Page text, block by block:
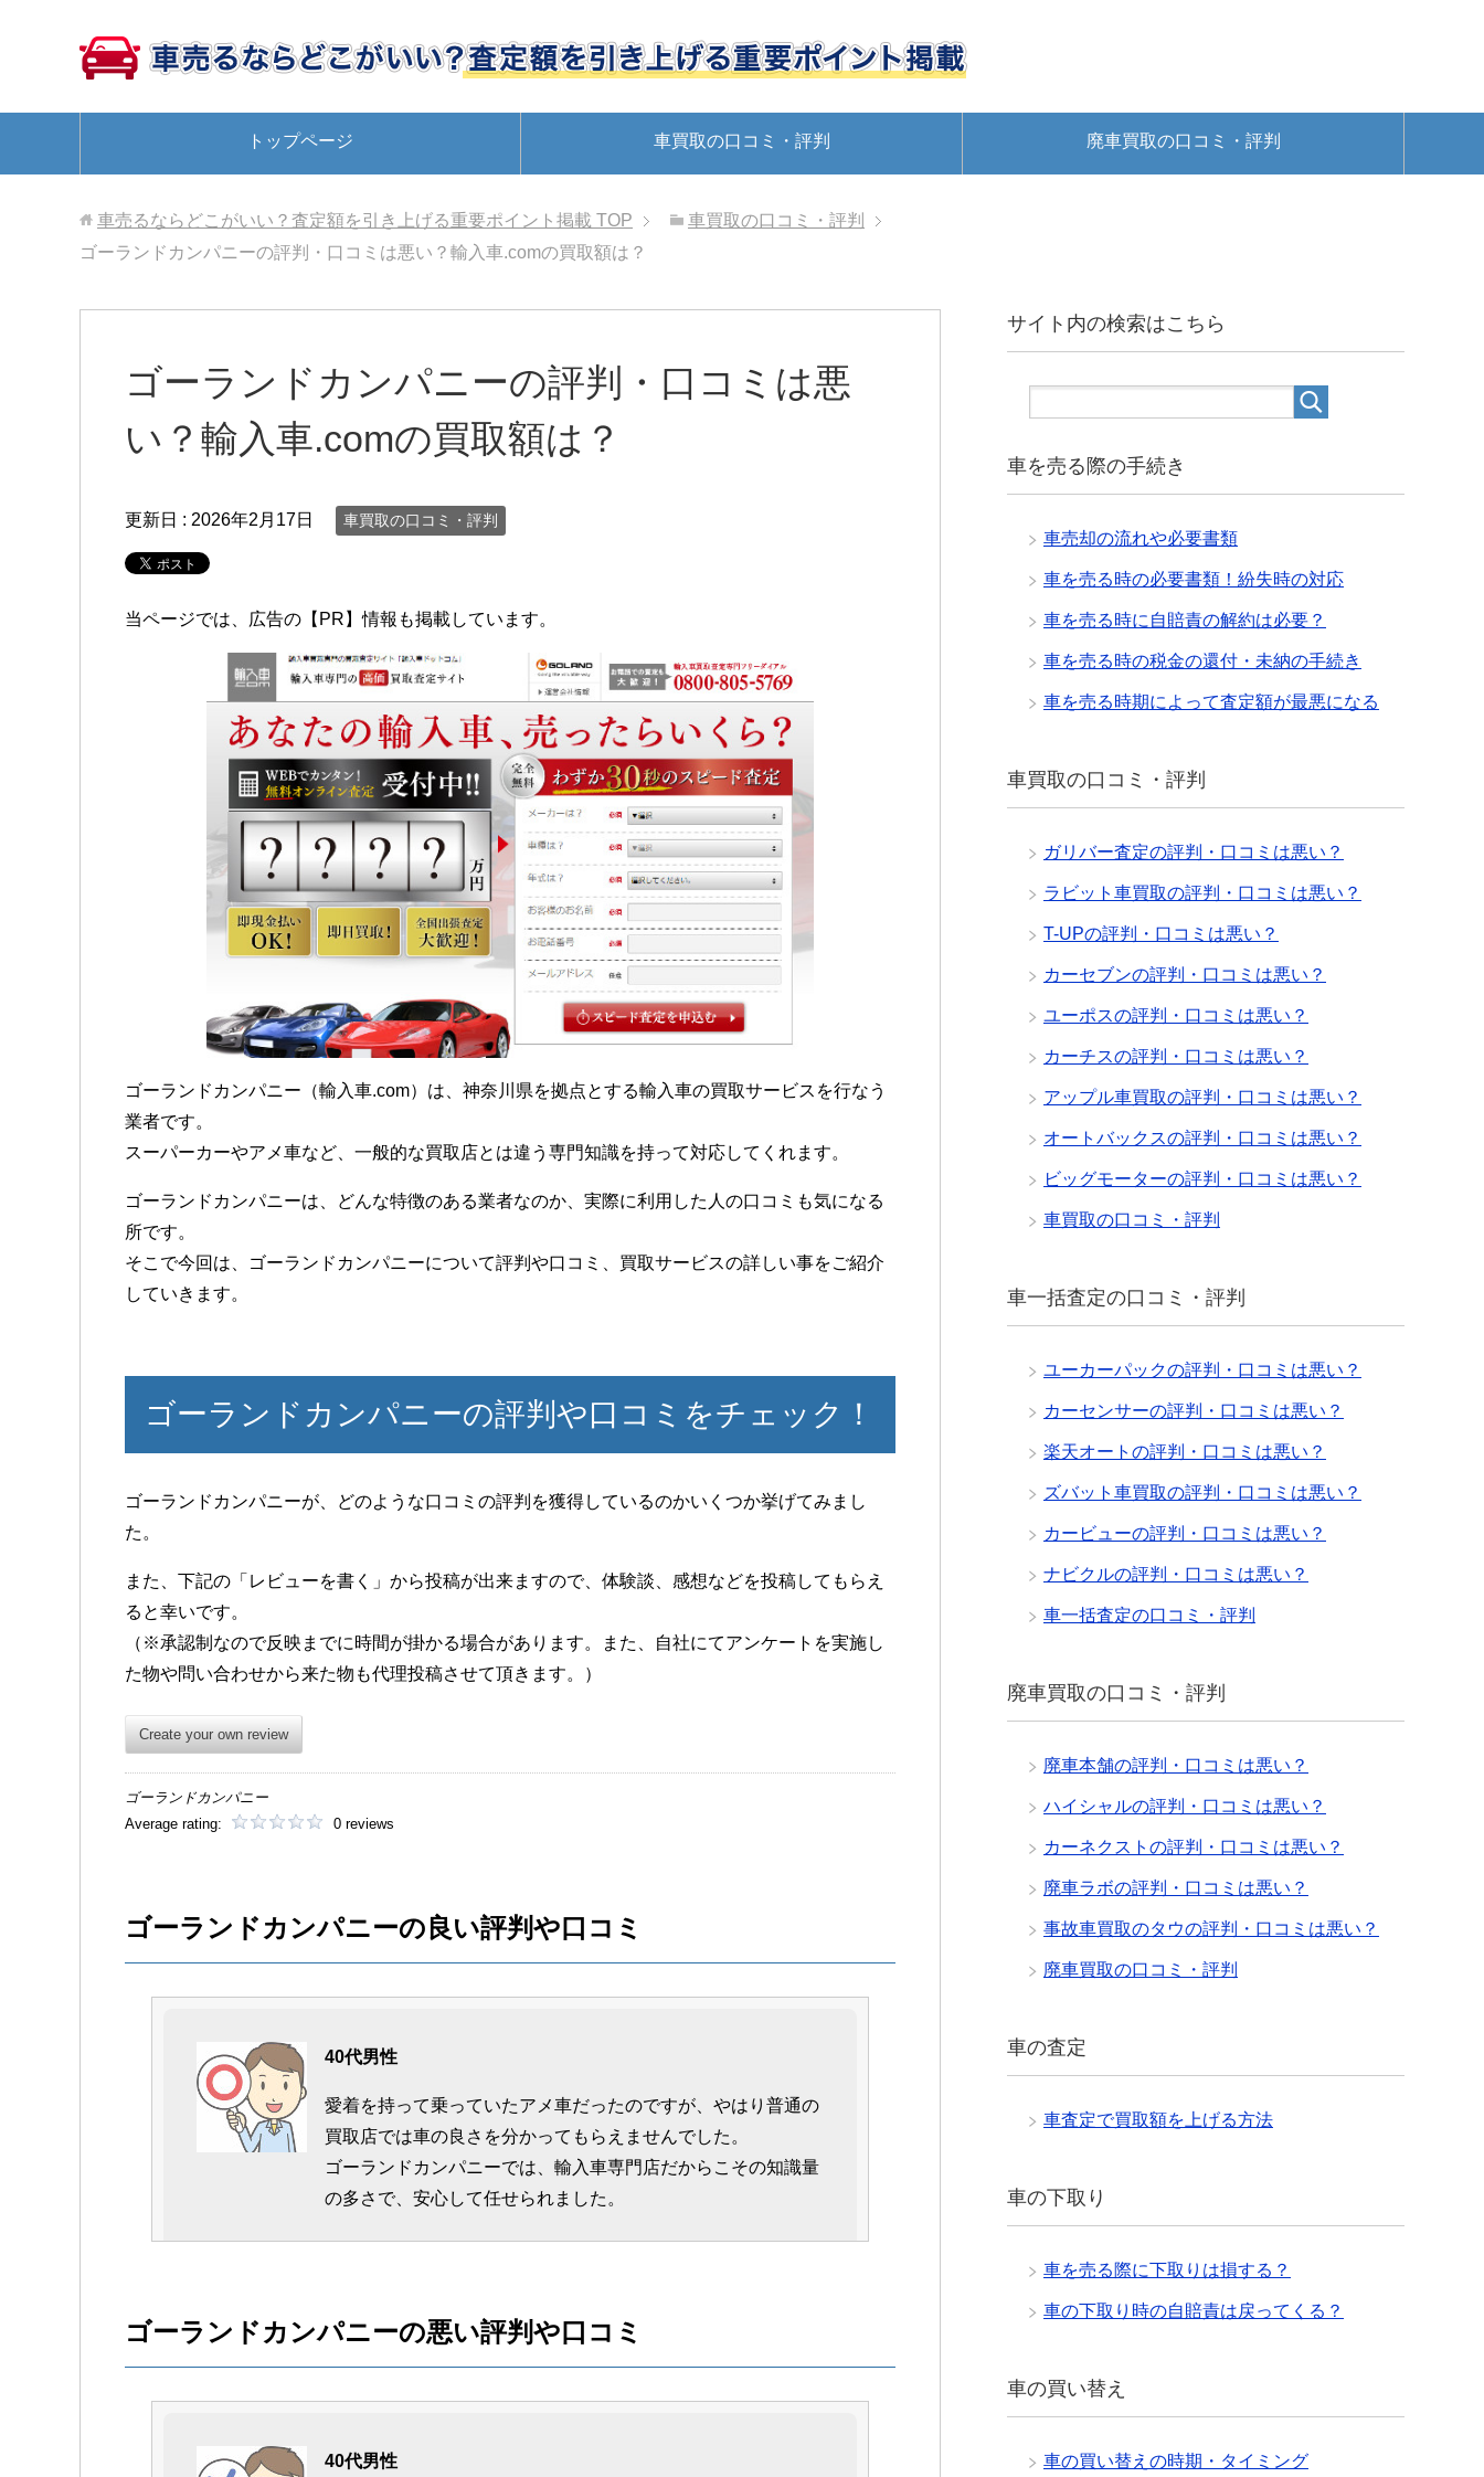
トップページ 車買取の口コミ・評判 廃車買取の口コミ・評判
車売るならどこがいい？査定額を引き上げる重要ポイント掲載 TOP
車買取の口コミ・評判
ゴーランドカンパニーの評判・口コミは悪い？輸入車.comの買取額は？
ゴーランドカンパニーの評判・口コミは悪
い？輸入車.comの買取額は？
更新日 : 2026年2月17日 車買取の口コミ・評判
当ページでは、広告の【PR】情報も掲載しています。
ゴーランドカンパニー（輸入車.com）は、神奈川県を拠点とする輸入車の買取サービスを行なう
業者です。
スーパーカーやアメ車など、一般的な買取店とは違う専門知識を持って対応してくれます。
ゴーランドカンパニーは、どんな特徴のある業者なのか、実際に利用した人の口コミも気になる
所です。
そこで今回は、ゴーランドカンパニーについて評判や口コミ、買取サービスの詳しい事をご紹介
していきます。
ゴーランドカンパニーの評判や口コミをチェック！
ゴーランドカンパニーが、どのような口コミの評判を獲得しているのかいくつか挙げてみまし
た。
また、下記の「レビューを書く」から投稿が出来ますので、体験談、感想などを投稿してもらえ
ると幸いです。
（※承認制なので反映までに時間が掛かる場合があります。また、自社にてアンケートを実施し
た物や問い合わせから来た物も代理投稿させて頂きます。）
Create your own review
ゴーランドカンパニー
Average rating:
0 reviews
ゴーランドカンパニーの良い評判や口コミ
40代男性
愛着を持って乗っていたアメ車だったのですが、やはり普通の
買取店では車の良さを分かってもらえませんでした。
ゴーランドカンパニーでは、輸入車専門店だからこその知識量
の多さで、安心して任せられました。
40代女性
輸入車の買い替えでお世話になり、いつも満足出来る対応をし
てくれています。
います。
ゴーランドカンパニーの悪い評判や口コミ
40代男性
サイト内の検索はこちら
車を売る際の手続き
車売却の流れや必要書類
車を売る時の必要書類！紛失時の対応
車を売る時に自賠責の解約は必要？
車を売る時の税金の還付・未納の手続き
車を売る時期によって査定額が最悪になる
車買取の口コミ・評判
ガリバー査定の評判・口コミは悪い？
ラビット車買取の評判・口コミは悪い？
T-UPの評判・口コミは悪い？
カーセブンの評判・口コミは悪い？
ユーポスの評判・口コミは悪い？
カーチスの評判・口コミは悪い？
アップル車買取の評判・口コミは悪い？
オートバックスの評判・口コミは悪い？
ビッグモーターの評判・口コミは悪い？
車買取の口コミ・評判
車一括査定の口コミ・評判
ユーカーパックの評判・口コミは悪い？
カーセンサーの評判・口コミは悪い？
楽天オートの評判・口コミは悪い？
ズバット車買取の評判・口コミは悪い？
カービューの評判・口コミは悪い？
ナビクルの評判・口コミは悪い？
車一括査定の口コミ・評判
廃車買取の口コミ・評判
廃車本舗の評判・口コミは悪い？
ハイシャルの評判・口コミは悪い？
カーネクストの評判・口コミは悪い？
廃車ラボの評判・口コミは悪い？
事故車買取のタウの評判・口コミは悪い？
廃車買取の口コミ・評判
車の査定
車査定で買取額を上げる方法
車の下取り
車を売る際に下取りは損する？
車の下取り時の自賠責は戻ってくる？
車の買い替え
車の買い替えの時期・タイミング